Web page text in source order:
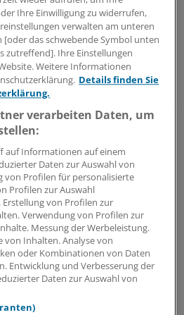
Bei den Vertragsärzten
Anstieg von vier bis fünf
wir bei den Krankengeld-
auch ein Resultat der
Außerdem haben wir
die Krankengeld-berechtigt
bei den
allem den Rabattverträgen
am Ende des Jahres ein Minus
stehen wird.
werben mit dem Spruch:
bis 2013". Wie hält es die AOK
Ankündigungen?
Ihre Einwilligung zu widerrufen,
verwalten am unteren
[oder das schwebende Symbol unten
zutreffend]. Ihre Einstellungen
Weitere Informationen
Details finden Sie
verarbeiten Daten, um
auf Informationen auf einem
Daten zur Auswahl von
von Profilen für personalisierte
Profilen zur Auswahl
von Profilen zur
Verwendung von Profilen zur
Messung der Werbeleistung.
von Inhalten. Analyse von
oder Kombinationen von Daten
Entwicklung und Verbesserung der
Daten zur Auswahl von